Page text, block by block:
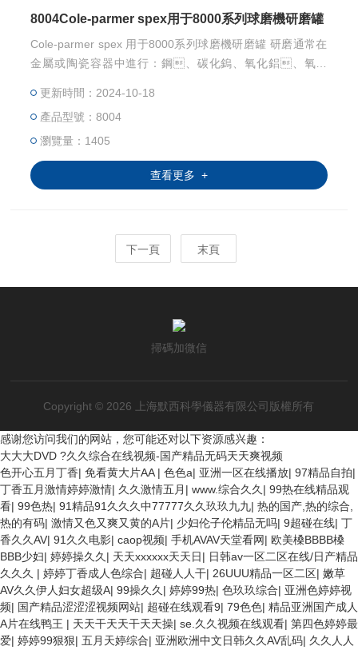
8004Cole-parmer spex用于8000系列球磨機研磨罐
Cole-parmer spex 用于8000系列球磨機研磨罐 研磨通常在
金屬或陶瓷容器中進行：鋼、碳化鎢、氧化鋁、氧化
法，也是常用的方法。容器選擇的標準通常
是研磨效率與微量污染的標準；鋼和碳化鎢比陶瓷
或瑪瑙研磨得更快，但如果分析樣品中包含研磨罐的金
屬，則應避免使用該類型研磨罐。碳化
鎢、氧化鋁陶瓷、氧化鋯陶瓷、氮化硅和瑪
更新時間：2024-10-18
產品型號：8004
瀏覽量：1405
查看更多 +
下一頁 末頁
掃碼加微信
Copyright © 2026 上海默西科學儀器有限公司版權所有
感谢您访问我们的网站，您可能还对以下资源感兴趣：
大大大DVD ?久久综合在线视频-国产精品无码天天爽视频
色开心五月丁香| 免看黄大片AA | 色色a| 亚洲一区在线播放| 97精品自拍|
丁香五月激情婷婷激情| 久久激情五月 | www.综合久久 | 99热在线精品观
看| 99色热| 91精品91久久久中77777久久玖玖九九| 热的国产,热的综合,
热的有码| 激情又色又爽又黄的A片| 少妇伦子伦精品无吗| 9超碰在线| 丁
香久久AV| 91久久电影| caop视频| 手机AVAV天堂看网| 欧美槡BBBB槡
BBB少妇| 婷婷操久久 | 天天xxxxxx天天日| 日韩av一区二区在线/日产精品
久久久 | 婷婷丁香成人色综合| 超碰人人干| 26UUU精品一区二区| 嫩草
AV久久伊人妇女超级A| 99操久久 | 婷婷99热| 色玖玖综合| 亚洲色婷婷视
频| 国产精品涩涩涩视频网站| 超碰在线观看9| 79色色| 精品亚洲国产成人
A片在线鸭王 | 天天干天天干天天操| se.久久视频在线观看| 第四色婷婷最
爱| 婷婷99狠狠| 五月天婷综合| 亚洲欧洲中文日韩久久AV乱码| 久久人人